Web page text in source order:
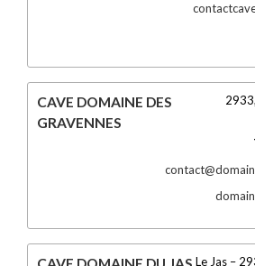
CAVE DOMAINE DES
GRAVENNES
Le Jas –